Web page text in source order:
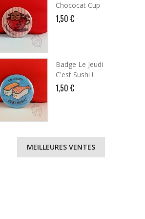
Chococat Cup
1,50 €
Badge Le Jeudi
C'est Sushi !
1,50 €
MEILLEURES VENTES